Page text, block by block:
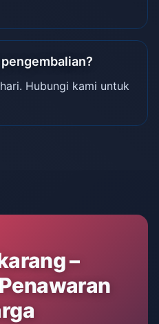
Hubungi kami untuk
–